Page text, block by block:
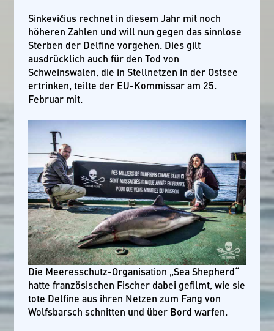
Sinkevičius rechnet in diesem Jahr mit noch
höheren Zahlen und will nun gegen das sinnlose
Sterben der Delfine vorgehen. Dies gilt
ausdrücklich auch für den Tod von
Schweinswalen, die in Stellnetzen in der Ostsee
ertrinken, teilte der EU-Kommissar am 25.
Februar mit.
Die Meeresschutz-Organisation „Sea Shepherd“
hatte französischen Fischer dabei gefilmt, wie sie
tote Delfine aus ihren Netzen zum Fang von
Wolfsbarsch schnitten und über Bord warfen.